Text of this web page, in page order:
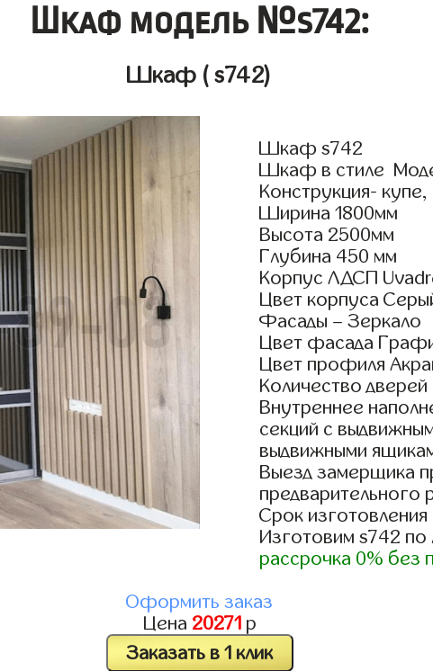
Шкаф модель №s742:
Шкаф ( s742)
Шкаф s742
Шкаф в стиле
Конструкция-
Ширина 1800мм
Высота 2500мм
Глубина 450 мм
Корпус ЛДСП
Цвет корпуса
Фасады – Зеркало
Цвет фасада
Цвет профиля
Количество дверей
Внутреннее
секций с
выдвижными
Выезд замерщика
предварительного
Срок изготовления
Изготовим s742
рассрочка 0% без
Оформить заказ
Цена 20271 р
Заказать в 1 клик